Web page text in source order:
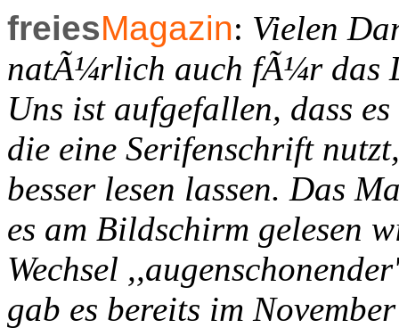
freiesMagazin: Vielen
natÃ¼rlich auch fÃ¼r das
Uns ist aufgefallen, dass
die eine Serifenschrift
besser lesen lassen. Das
es am Bildschirm gelesen
Wechsel
gab es bereits im